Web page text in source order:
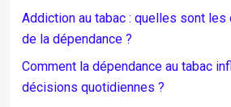
Addiction au tabac : quelles sont
de la dépendance ?
Comment la dépendance au tabac
décisions quotidiennes ?